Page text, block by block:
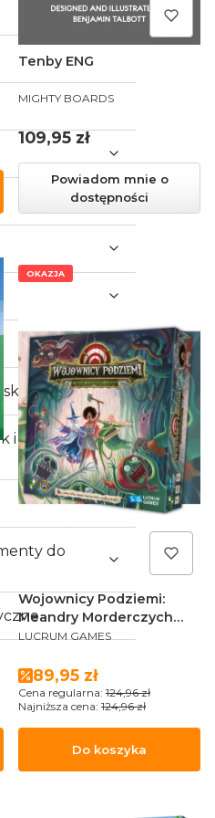
i
do
Tenby ENG
PRODUCENT
MIGHTY BOARDS
Cena
109,95 zł
Powiadom mnie o
dostępności
OKAZJA
Wojownicy Podziemi:
Meandry Morderczych
Monsunów OUTLET
PRODUCENT
LUCRUM GAMES
Cena promocyjna
89,95 zł
Cena regularna: 124,96 zł
Najniższa cena: 124,96 zł
Do koszyka